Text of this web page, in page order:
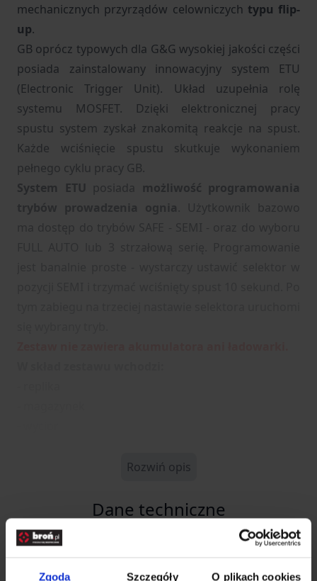
Zgoda Szczegóły O plikach cookies
mechanicznych przyrządów celowniczych typu flip-
up.
GB oprócz typowych dla G&G wysokiej jakości części
posiada zainstalowany innowacyjny system ETU
(Electronic Trigger Unit). Układ uzupełnia rolę
systemu MOSFET. Dzięki elektronicznej pracy
spustu system zyskał znakomitą reakcje na spust.
Każde wciśnięcie spustu skutkuje wykonaniem
pełnego cyklu pracy GB.
System ETU posiada
możliwość programowania
trybów prowadzenia ognia
. Użytkownik bazowo
Rozwiń opis
Dane techniczne